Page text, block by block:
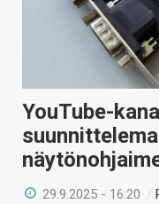
YouTube-
29.9.2025 - 16:20 /